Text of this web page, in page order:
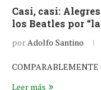
Casi, casi:
los Beatles por
porAdolfo Santino
COMPARABLEMENTE
Leer más